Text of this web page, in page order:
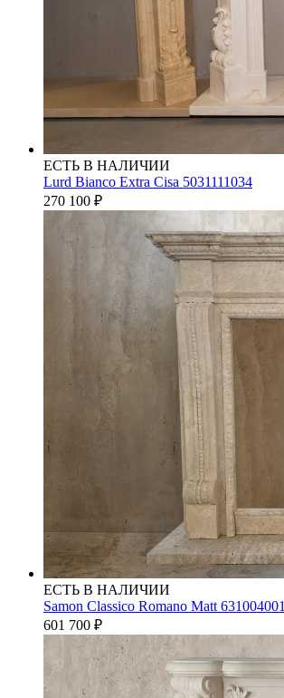
ЕСТЬ В НАЛИЧИИ
Lurd Bianco Extra Cisa 5031111034
270 100 ₽
ЕСТЬ В НАЛИЧИИ
Samon Classico Romano Matt 631004001
601 700 ₽